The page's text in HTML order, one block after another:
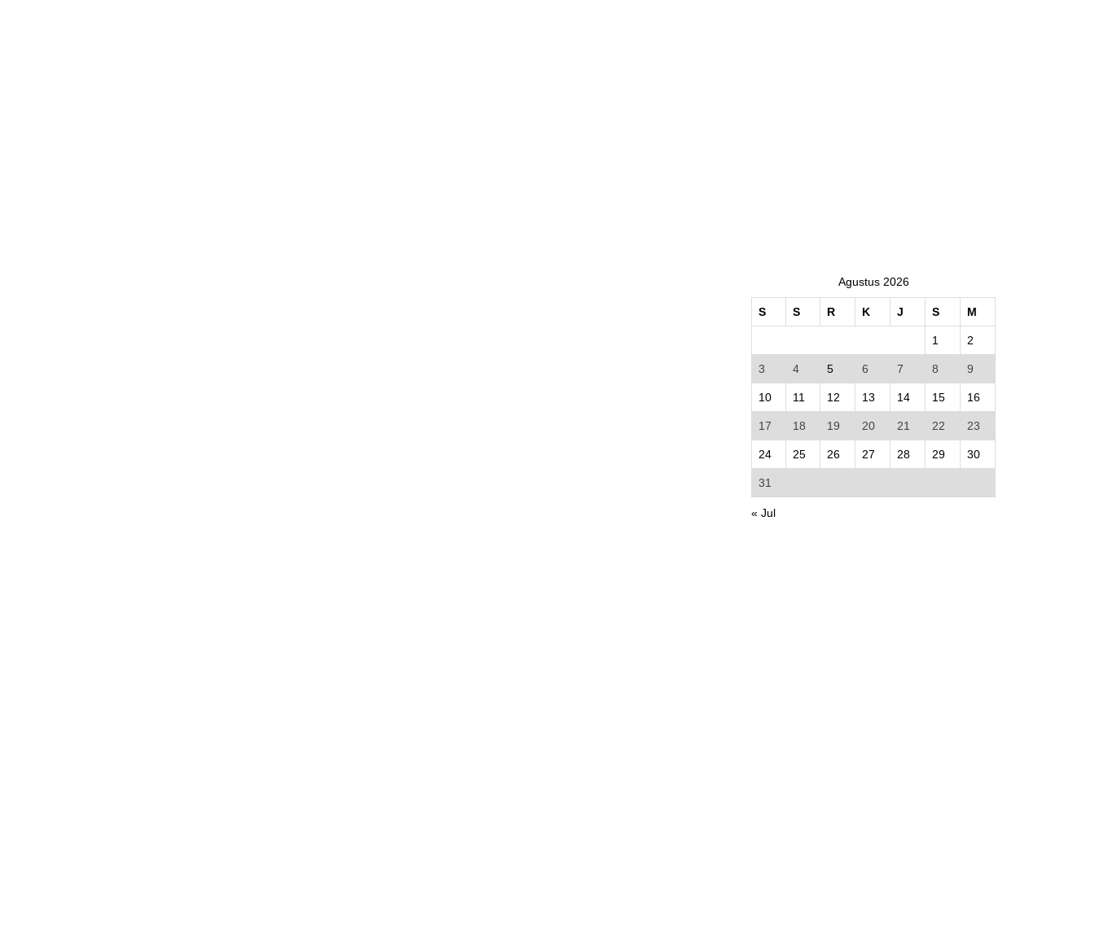
Agustus 2026
S S R K J S M
1 2
3 4 5 6 7 8 9
10 11 12 13 14 15 16
17 18 19 20 21 22 23
24 25 26 27 28 29 30
31
« Jul